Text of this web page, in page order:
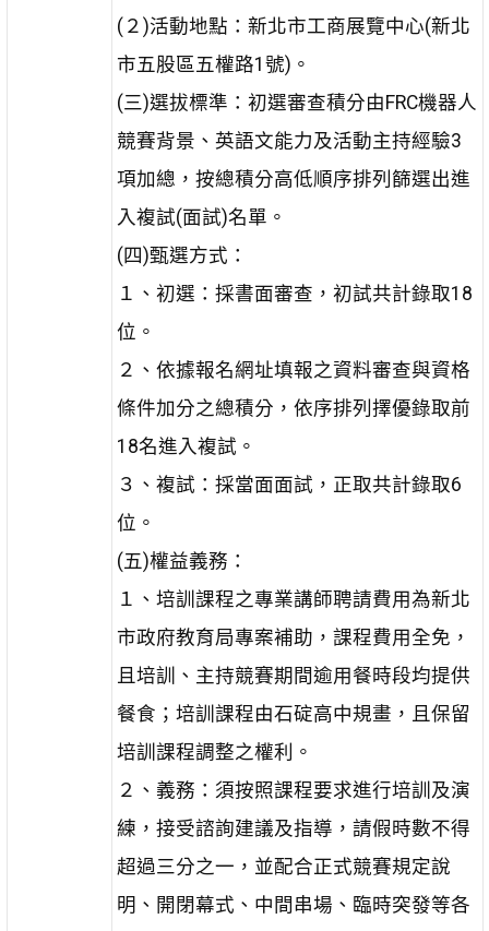
(２)活動地點：新北市工商展覽中心(新北
市五股區五權路1號)。
(三)選拔標準：初選審查積分由FRC機器人
競賽背景、英語文能力及活動主持經驗3
項加總，按總積分高低順序排列篩選出進
入複試(面試)名單。
(四)甄選方式：
１、初選：採書面審查，初試共計錄取18
位。
２、依據報名網址填報之資料審查與資格
條件加分之總積分，依序排列擇優錄取前
18名進入複試。
３、複試：採當面面試，正取共計錄取6
位。
(五)權益義務：
１、培訓課程之專業講師聘請費用為新北
市政府教育局專案補助，課程費用全免，
且培訓、主持競賽期間逾用餐時段均提供
餐食；培訓課程由石碇高中規畫，且保留
培訓課程調整之權利。
２、義務：須按照課程要求進行培訓及演
練，接受諮詢建議及指導，請假時數不得
超過三分之一，並配合正式競賽規定說
明、開閉幕式、中間串場、臨時突發等各